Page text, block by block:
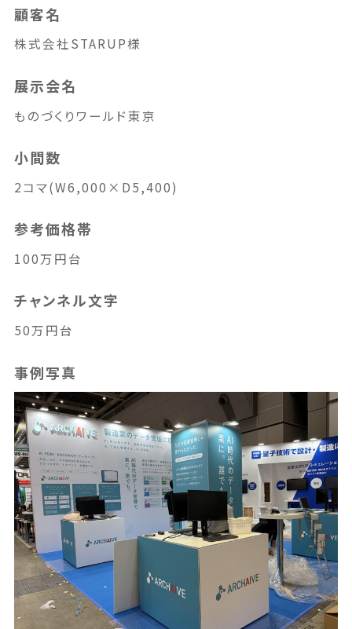
顧客名
株式会社STARUP様
展示会名
ものづくりワールド東京
小間数
2コマ(W6,000×D5,400)
参考価格帯
100万円台
チャンネル文字
50万円台
事例写真